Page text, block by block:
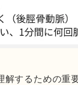
するための重